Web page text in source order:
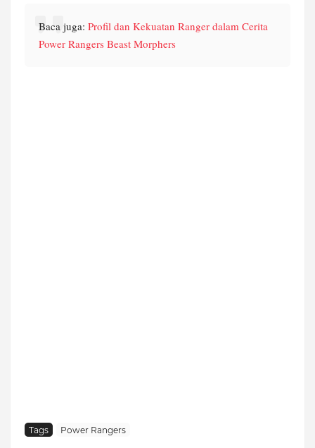
Baca juga: Profil dan Kekuatan Ranger dalam Cerita
Power Rangers Beast Morphers
Tags Power Rangers